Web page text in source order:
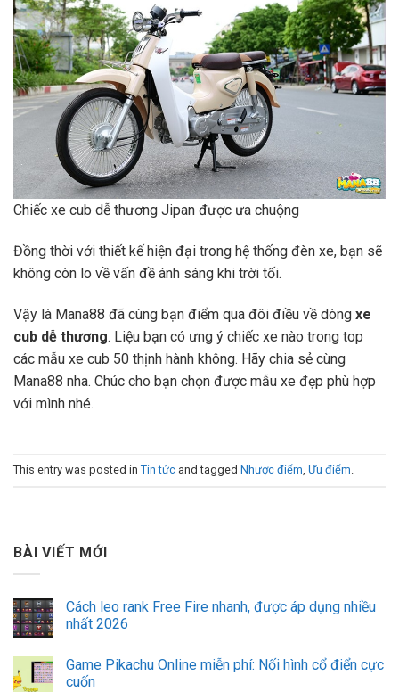
Chiếc xe cub dễ thương Jipan được ưa chuộng
Đồng thời với thiết kế hiện đại trong hệ thống đèn xe, bạn sẽ
không còn lo về vấn đề ánh sáng khi trời tối.
Vậy là Mana88 đã cùng bạn điểm qua đôi điều về dòng xe
cub dễ thương. Liệu bạn có ưng ý chiếc xe nào trong top
các mẫu xe cub 50 thịnh hành không. Hãy chia sẻ cùng
Mana88 nha. Chúc cho bạn chọn được mẫu xe đẹp phù hợp
với mình nhé.
This entry was posted in Tin tức and tagged Nhược điểm Ưu điểm
BÀI VIẾT MỚI
Cách leo rank Free Fire nhanh, được áp dụng nhiều
nhất 2026
Game Pikachu Online miễn phí: Nối hình cổ điển cực
cuốn